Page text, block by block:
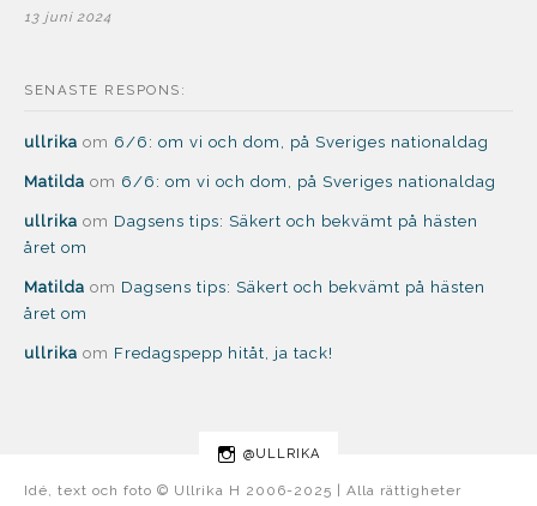
13 juni 2024
SENASTE RESPONS:
ullrika om 6/6: om vi och dom, på Sveriges nationaldag
Matilda om 6/6: om vi och dom, på Sveriges nationaldag
ullrika om Dagsens tips: Säkert och bekvämt på hästen
året om
Matilda om Dagsens tips: Säkert och bekvämt på hästen
året om
ullrika om Fredagspepp hitåt, ja tack!
@ULLRIKA
Idé, text och foto © Ullrika H 2006-2025 | Alla rättigheter